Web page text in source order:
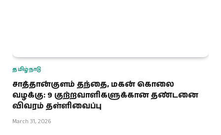
தமிழ்நாடு
சாத்தான்குளம் தந்தை, மகன் கொலை
வழக்கு: 9 குற்றவாளிகளுக்கான தண்டனை
விவரம் தள்ளிவைப்பு
March 31, 2026